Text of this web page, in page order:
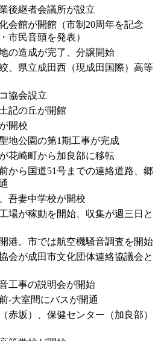
後継者会議所が設立
会館が開館（市制20周年を記念
市民音頭を発表）
の造成が完了、分譲開始
、県立成田西（現成田国際）高等
協会設立
記の丘が開館
開校
地公園の第1期工事が完成
花崎町から加良部に移転
から国道51号までの連絡道路、郷
吾妻中学校が開校
場が稼動を開始、収集が週三日と
港。市では航空機騒音調査を開始
会が成田市文化団体連絡協議会と
工事の説明会が開始
-大室間にバスが開通
赤坂）、保健センター（加良部）